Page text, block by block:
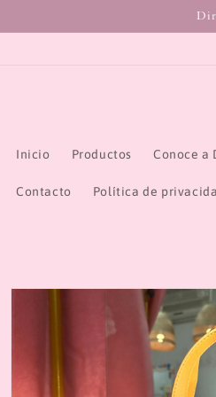
Inicio Productos Conoce a
Contacto Política de
directamente
del producto